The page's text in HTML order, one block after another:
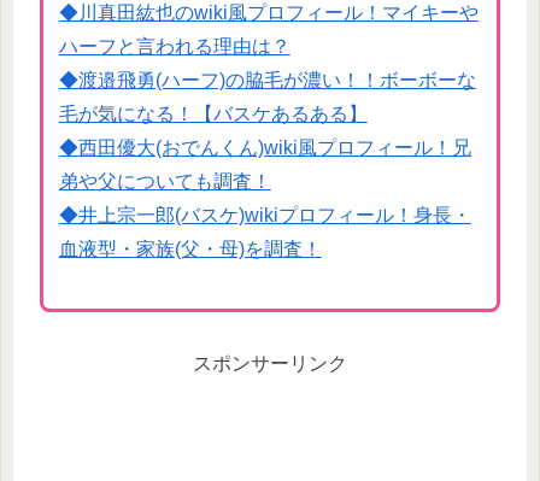
◆川真田紘也のwiki風プロフィール！マイキーや
ハーフと言われる理由は？
◆渡邉飛勇(ハーフ)の脇毛が濃い！！ボーボーな
毛が気になる！【バスケあるある】
◆西田優大(おでんくん)wiki風プロフィール！兄
弟や父についても調査！
◆井上宗一郎(バスケ)wikiプロフィール！身長・
血液型・家族(父・母)を調査！
スポンサーリンク